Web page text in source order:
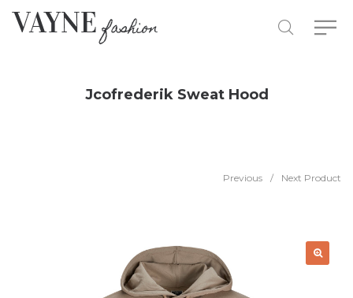
Jcofrederik Sweat Hood
Previous / Next Product